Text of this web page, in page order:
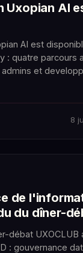
Uxopian AI
AI est
: quatre parcours
et
8
de
du dîner-
débat UXOCLUB
: gouvernance